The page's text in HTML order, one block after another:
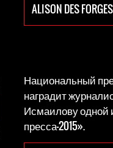
ALISON DES
Национальный
наградит
Исмаилову одной
пресса-2015».